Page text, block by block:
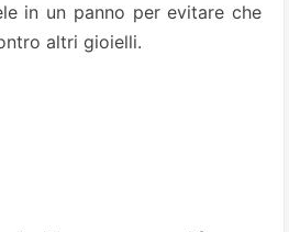
in un panno per evitare che
altri gioielli.